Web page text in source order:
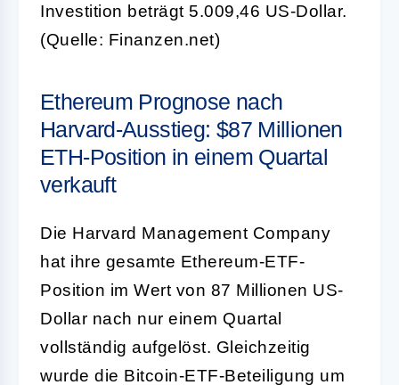
Investition beträgt 5.009,46 US-Dollar.
(Quelle: Finanzen.net)
Ethereum Prognose nach
Harvard-Ausstieg: $87 Millionen
ETH-Position in einem Quartal
verkauft
Die Harvard Management Company
hat ihre gesamte Ethereum-ETF-
Position im Wert von 87 Millionen US-
Dollar nach nur einem Quartal
vollständig aufgelöst. Gleichzeitig
wurde die Bitcoin-ETF-Beteiligung um